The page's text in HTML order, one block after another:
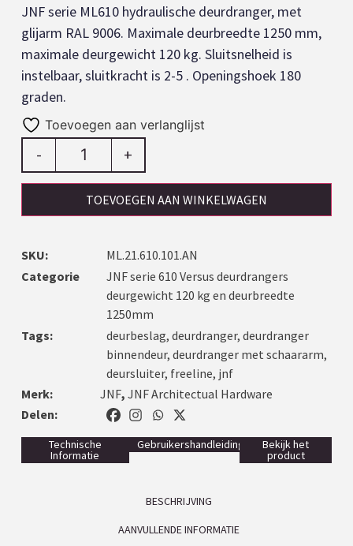
JNF serie ML610 hydraulische deurdranger, met
glijarm RAL 9006. Maximale deurbreedte 1250 mm,
maximale deurgewicht 120 kg. Sluitsnelheid is
instelbaar, sluitkracht is 2-5 . Openingshoek 180
Toevoegen aan verlanglijst
- +
TOEVOEGEN AAN WINKELWAGEN
SKU:
ML.21.610.101.AN
Categorie
JNF serie 610 Versus deurdrangers
deurgewicht 120 kg en deurbreedte
1250mm
Tags:
deurbeslag, deurdranger, deurdranger
binnendeur, deurdranger met schaararm,
deursluiter, freeline, jnf
Merk:
JNF, JNF Architectual Hardware
Delen:
Technische
Informatie
Gebruikershandleiding Bekijk het
product
BESCHRIJVING
AANVULLENDE INFORMATIE